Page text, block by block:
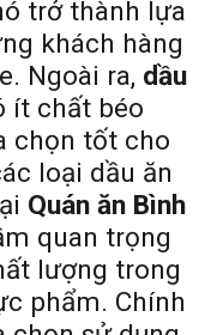
trở thành lựa
khách hàng
Ngoài ra, dầu
ít chất béo
chọn tốt cho
loại dầu ăn
Quán ăn Bình
quan trọng
lượng trong
phẩm. Chính